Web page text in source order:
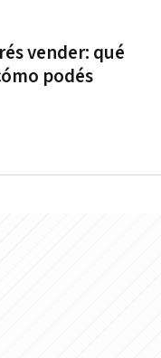
vender: qué
podés